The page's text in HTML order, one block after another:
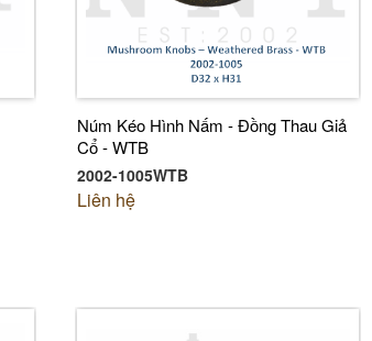
Núm Kéo Hình Nấm - Đồng Thau Giả
Cổ - WTB
2002-1005WTB
Liên hệ